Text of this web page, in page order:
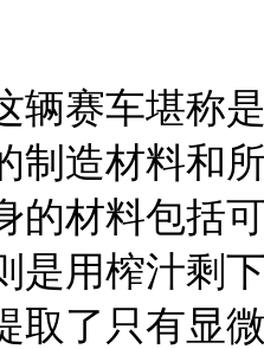
堪称是世
制造材料和
的材料包括
是用榨汁剩
取了只有显